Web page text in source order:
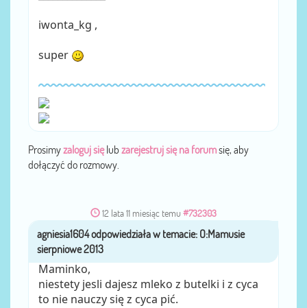
iwonta_kg ,
super
Prosimyzaloguj sięlub zarejestruj się na forumsię, aby
dołączyć do rozmowy.
12 lata 11 miesiąc temu #732303
przezagniesia1604
Maminko,
niestety jesli dajesz mleko z butelki i z cyca
to nie nauczy się z cyca pić.